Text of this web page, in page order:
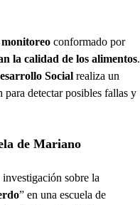
conformado por
la calidad de los alimentos.
Social realiza un
detectar posibles fallas y
de Mariano
sobre la
” en una escuela de